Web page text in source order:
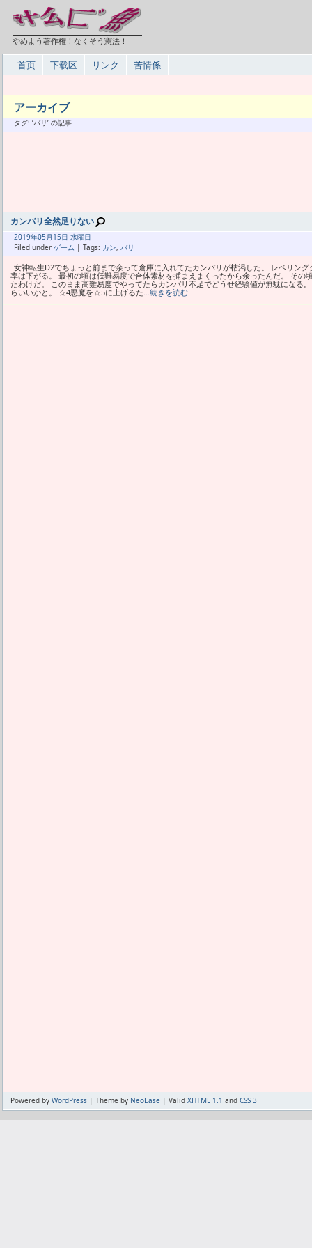
やめよう著作権！なくそう憲法！
首页 下载区 リンク 苦情係
アーカイブ
タグ: ‘バリ’ の記事
カンバリ全然足りない
2019年05月 15日 水曜日
Filed under ゲーム | Tags: カン, バリ
女神転生D2でちょっと前まで余って倉庫に入れてたカンバリが枯渇した。 レベリン
率は下がる。 最初の頃は低難易度で合体素材を捕まえまくったから余ったんだ。 そ
たわけだ。 このまま高難易度でやってたらカンバリ不足でどうせ経験値が無駄になる
らいいかと。 ☆4悪魔を☆5に上げるた…続きを読む
Powered by WordPress | Theme by NeoEase | Valid XHTML 1.1 and CSS 3